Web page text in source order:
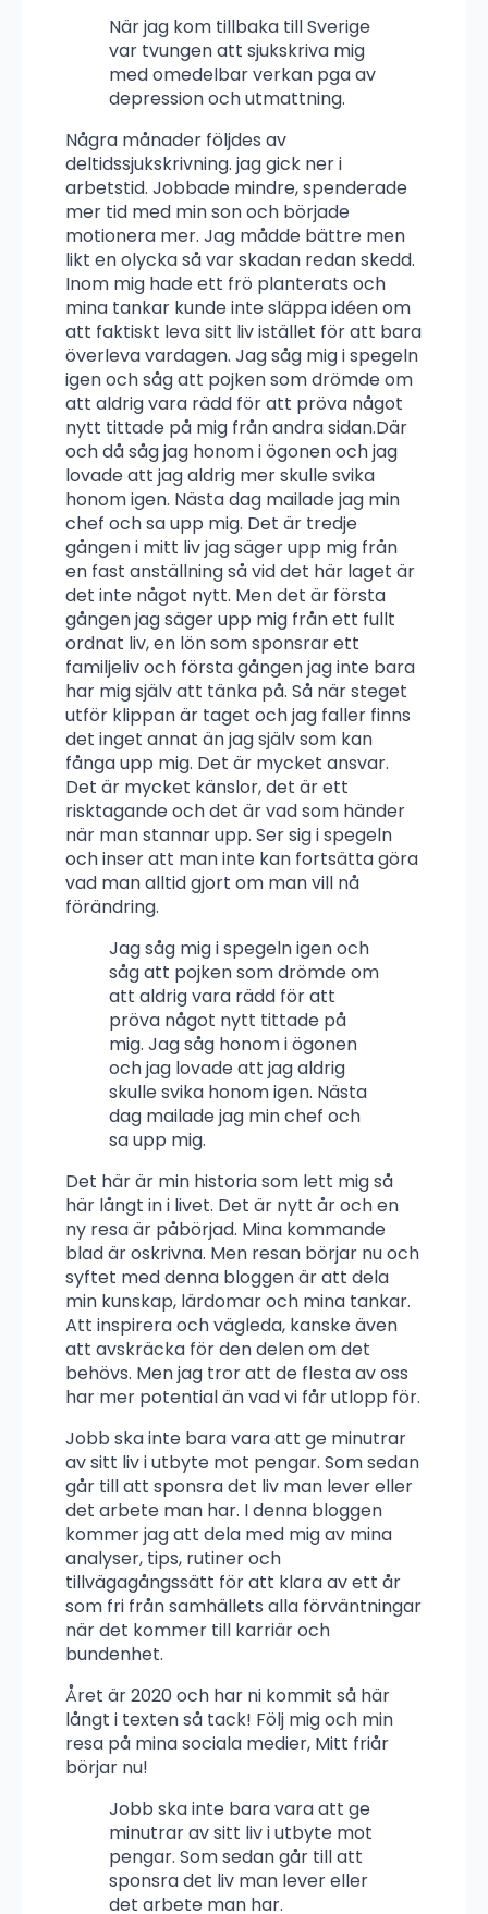
När jag kom tillbaka till Sverige
var tvungen att sjukskriva mig
med omedelbar verkan pga av
depression och utmattning.
Några månader följdes av
deltidssjukskrivning. jag gick ner i
arbetstid. Jobbade mindre, spenderade
mer tid med min son och började
motionera mer. Jag mådde bättre men
likt en olycka så var skadan redan skedd.
Inom mig hade ett frö planterats och
mina tankar kunde inte släppa idéen om
att faktiskt leva sitt liv istället för att bara
överleva vardagen. Jag såg mig i spegeln
igen och såg att pojken som drömde om
att aldrig vara rädd för att pröva något
nytt tittade på mig från andra sidan.Där
och då såg jag honom i ögonen och jag
lovade att jag aldrig mer skulle svika
honom igen. Nästa dag mailade jag min
chef och sa upp mig. Det är tredje
gången i mitt liv jag säger upp mig från
en fast anställning så vid det här laget är
det inte något nytt. Men det är första
gången jag säger upp mig från ett fullt
ordnat liv, en lön som sponsrar ett
familjeliv och första gången jag inte bara
har mig själv att tänka på. Så när steget
utför klippan är taget och jag faller finns
det inget annat än jag själv som kan
fånga upp mig. Det är mycket ansvar.
Det är mycket känslor, det är ett
risktagande och det är vad som händer
när man stannar upp. Ser sig i spegeln
och inser att man inte kan fortsätta göra
vad man alltid gjort om man vill nå
förändring.
Jag såg mig i spegeln igen och
såg att pojken som drömde om
att aldrig vara rädd för att
pröva något nytt tittade på
mig. Jag såg honom i ögonen
och jag lovade att jag aldrig
skulle svika honom igen. Nästa
dag mailade jag min chef och
sa upp mig.
Det här är min historia som lett mig så
här långt in i livet. Det är nytt år och en
ny resa är påbörjad. Mina kommande
blad är oskrivna. Men resan börjar nu och
syftet med denna bloggen är att dela
min kunskap, lärdomar och mina tankar.
Att inspirera och vägleda, kanske även
att avskräcka för den delen om det
behövs. Men jag tror att de flesta av oss
har mer potential än vad vi får utlopp för.
Jobb ska inte bara vara att ge minutrar
av sitt liv i utbyte mot pengar. Som sedan
går till att sponsra det liv man lever eller
det arbete man har. I denna bloggen
kommer jag att dela med mig av mina
analyser, tips, rutiner och
tillvägagångssätt för att klara av ett år
som fri från samhällets alla förväntningar
när det kommer till karriär och
bundenhet.
Året är 2020 och har ni kommit så här
långt i texten så tack! Följ mig och min
resa på mina sociala medier, Mitt friår
börjar nu!
Jobb ska inte bara vara att ge
minutrar av sitt liv i utbyte mot
pengar. Som sedan går till att
sponsra det liv man lever eller
det arbete man har.